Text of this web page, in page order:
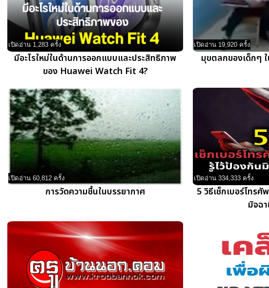
เปิดอ่าน 1,283 ครั้ง
มีอะไรใหม่ในด้านการออกแบบและประสิทธิภาพ
ของ Huawei Watch Fit 4?
เปิดอ่าน 19,920 ครั้ง
มุขตลกของเด็กๆ
เปิดอ่าน 60,812 ครั้ง
การวัดความชื้นในบรรยากาศ
เปิดอ่าน 334,333 ครั้ง
5 วิธีเช็กเบอร์โทรศั
มิจฉ